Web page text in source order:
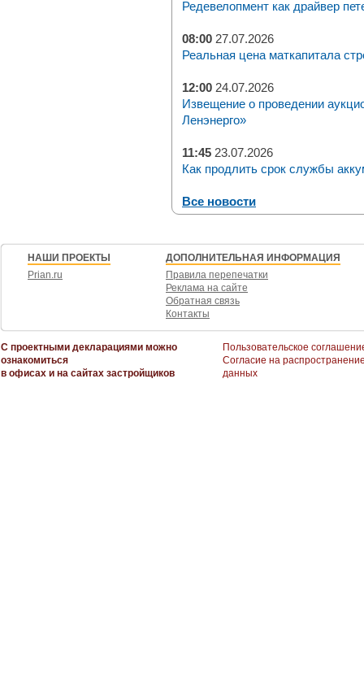
Редевелопмент как драйвер
08:00 27.07.2026
Реальная цена маткапитала
12:00 24.07.2026
Извещение о проведении
Ленэнерго»
11:45 23.07.2026
Как продлить срок службы
Все новости
НАШИ ПРОЕКТЫ
Prian.ru
ДОПОЛНИТЕЛЬНАЯ ИНФОРМАЦИЯ
Правила перепечатки
Реклама на сайте
Обратная связь
Контакты
С проектными декларациями можно
ознакомиться
в офисах и на сайтах застройщиков
Пользовательское
Согласие на
данных